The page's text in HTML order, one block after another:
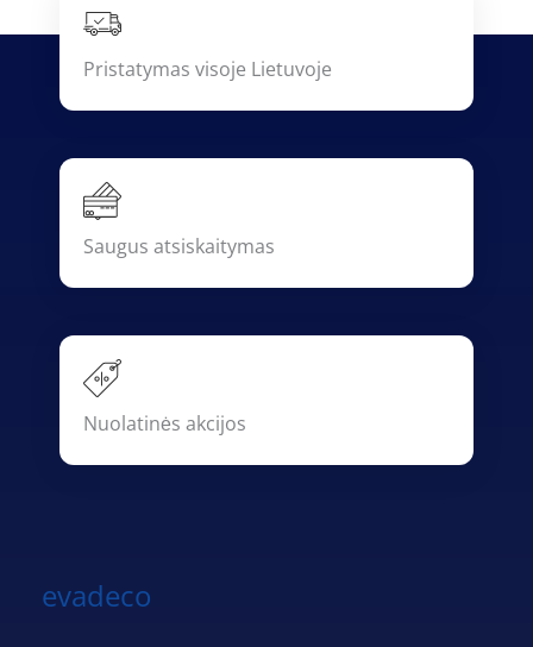
Pristatymas visoje Lietuvoje
Saugus atsiskaitymas
Nuolatinės akcijos
evadeco